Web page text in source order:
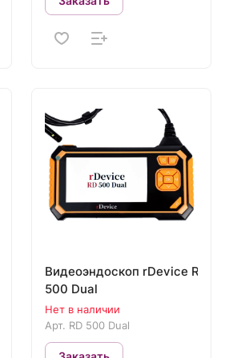
Видеоэндоскоп rDevice RD
500 Dual
Нет в наличии
Арт. RD 500 Dual